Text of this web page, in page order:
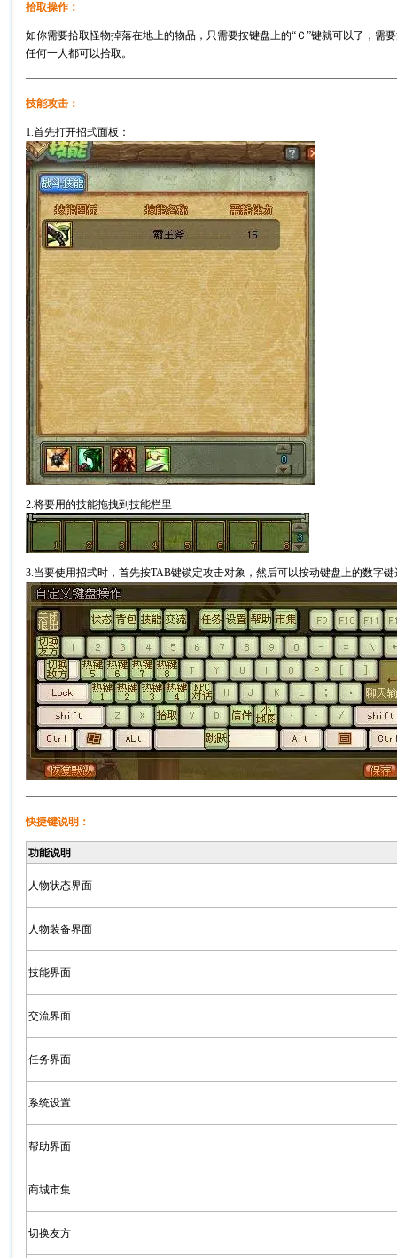
拾取操作：
如你需要拾取怪物掉落在地上的物品，只需要按键盘上的“Ｃ”键就可以了，需
任何一人都可以拾取。
技能攻击：
1.首先打开招式面板：
2.将要用的技能拖拽到技能栏里
3.当要使用招式时，首先按TAB键锁定攻击对象，然后可以按动键盘上的数字
快捷键说明：
功能说明
人物状态界面
人物装备界面
技能界面
交流界面
任务界面
系统设置
帮助界面
商城市集
切换友方